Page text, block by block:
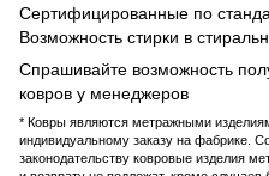
Сертифицированные по
Возможность стирки в
Спрашивайте возможность
ковров у менеджеров
* Ковры являются метражными
индивидуальному заказу на фабрике.
законодательству ковровые изделия